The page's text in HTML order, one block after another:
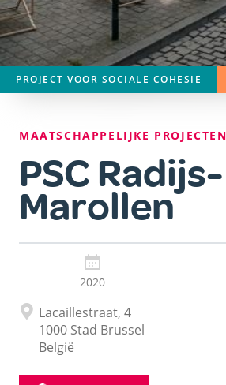
Kruimelpad
MAATSCHAPPELIJKE PROJECTEN
PSC Radijs-
Marollen
2020
AdresLacaillestraat, 4
1000 Stad Brussel
België
PROJECT VOOR SOCIALE COHESIE